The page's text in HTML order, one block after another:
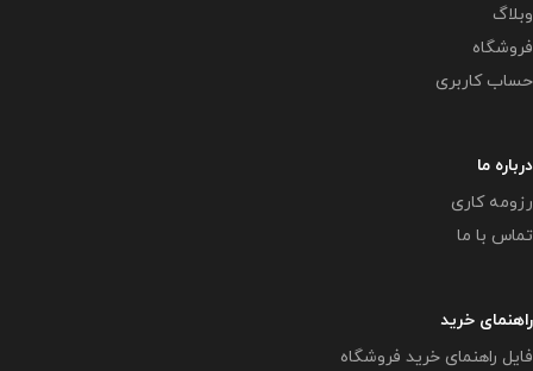
وبلاگ
فروشگاه
حساب کاربری
درباره ما
رزومه کاری
تماس با ما
راهنمای خرید
فایل راهنمای خرید فروشگاه